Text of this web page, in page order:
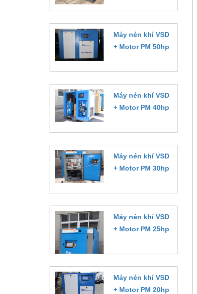
Máy nén khí VSD
+ Motor PM 50hp
Máy nén khí VSD
+ Motor PM 40hp
Máy nén khí VSD
+ Motor PM 30hp
Máy nén khí VSD
+ Motor PM 25hp
Máy nén khí VSD
+ Motor PM 20hp